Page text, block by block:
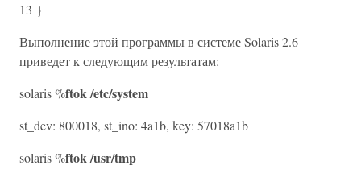
13 }
Выполнение этой программы в системе Solaris 2.6
приведет к следующим результатам:
solaris %ftok /etc/system
st_dev: 800018, st_ino: 4a1b, key: 57018a1b
solaris %ftok /usr/tmp